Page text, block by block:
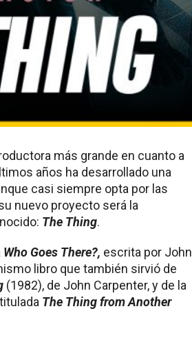
más grande en cuanto a
años ha desarrollado una
casi siempre opta por las
nuevo proyecto será la
The Thing.
Who Goes There?, escrita por John
libro que también sirvió de
(1982), de John Carpenter, y de la
The Thing from Another